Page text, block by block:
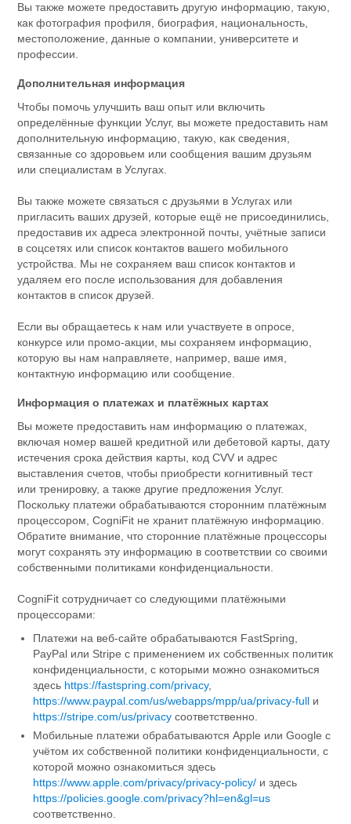
Вы также можете предоставить другую информацию, такую,
как фотография профиля, биография, национальность,
местоположение, данные о компании, университете и
профессии.
Дополнительная информация
Чтобы помочь улучшить ваш опыт или включить
определённые функции Услуг, вы можете предоставить нам
дополнительную информацию, такую, как сведения,
связанные со здоровьем или сообщения вашим друзьям
или специалистам в Услугах.
Вы также можете связаться с друзьями в Услугах или
пригласить ваших друзей, которые ещё не присоединились,
предоставив их адреса электронной почты, учётные записи
в соцсетях или список контактов вашего мобильного
устройства. Мы не сохраняем ваш список контактов и
удаляем его после использования для добавления
контактов в список друзей.
Если вы обращаетесь к нам или участвуете в опросе,
конкурсе или промо-акции, мы сохраняем информацию,
которую вы нам направляете, например, ваше имя,
контактную информацию или сообщение.
Информация о платежах и платёжных картах
Вы можете предоставить нам информацию о платежах,
включая номер вашей кредитной или дебетовой карты, дату
истечения срока действия карты, код CVV и адрес
выставления счетов, чтобы приобрести когнитивный тест
или тренировку, а также другие предложения Услуг.
Поскольку платежи обрабатываются сторонним платёжным
процессором, CogniFit не хранит платёжную информацию.
Обратите внимание, что сторонние платёжные процессоры
могут сохранять эту информацию в соответствии со своими
собственными политиками конфиденциальности.
CogniFit сотрудничает со следующими платёжными
процессорами:
Платежи на веб-сайте обрабатываются FastSpring,
PayPal или Stripe с применением их собственных политик
конфиденциальности, с которыми можно ознакомиться
здесь https://fastspring.com/privacy,
https://www.paypal.com/us/webapps/mpp/ua/privacy-full и
https://stripe.com/us/privacy соответственно.
Мобильные платежи обрабатываются Apple или Google с
учётом их собственной политики конфиденциальности, с
которой можно ознакомиться здесь
https://www.apple.com/privacy/privacy-policy/ и здесь
https://policies.google.com/privacy?hl=en&gl=us
соответственно.